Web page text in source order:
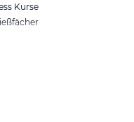
Kurse